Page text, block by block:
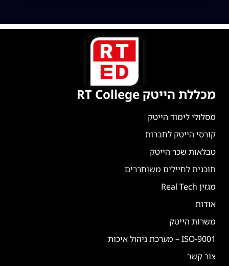
מכללת הייטק RT College
מסלולי לימוד הייטק
קורסי הייטק לחברות
טבלאות שכר הייטק
תוכנית לחיילים משוחררים
מגזין Real Tech
אודות
משרות הייטק
ISO-9001 – מערכת ניהול איכות
צור קשר